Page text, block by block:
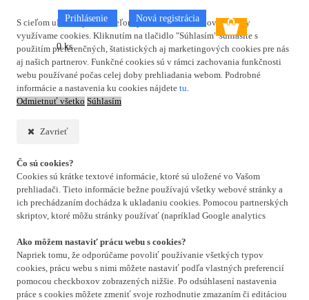
S cieľom uľahčiť používateľom používať naše webové stránky
využívame cookies. Kliknutím na tlačidlo "Súhlasím" súhlasíte s
použitím preferenčných, štatistických aj marketingových cookies pre nás
aj našich partnerov. Funkčné cookies sú v rámci zachovania funkčnosti
webu používané počas celej doby prehliadania webom. Podrobné
informácie a nastavenia ku cookies nájdete tu.
Odmietnuť všetko Súhlasím
Zavrieť
Čo sú cookies?
Cookies sú krátke textové informácie, ktoré sú uložené vo Vašom
prehliadači. Tieto informácie bežne používajú všetky webové stránky a
ich prechádzaním dochádza k ukladaniu cookies. Pomocou partnerských
skriptov, ktoré môžu stránky používať (napríklad Google analytics
Ako môžem nastaviť prácu webu s cookies?
Napriek tomu, že odporúčame povoliť používanie všetkých typov
cookies, prácu webu s nimi môžete nastaviť podľa vlastných preferencií
pomocou checkboxov zobrazených nižšie. Po odsúhlasení nastavenia
práce s cookies môžete zmeniť svoje rozhodnutie zmazaním či editáciou
Prihlásenie Nová registrácia
0 ks